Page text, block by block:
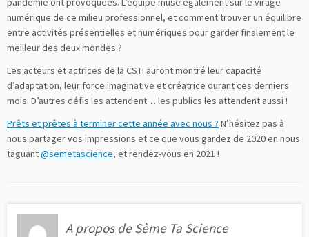
numérique de ce milieu professionnel, et comment trouver un équilibre
entre activités présentielles et numériques pour garder finalement le
meilleur des deux mondes ?
Les acteurs et actrices de la CSTI auront montré leur capacité
d’adaptation, leur force imaginative et créatrice durant ces derniers
mois. D’autres défis les attendent… les publics les attendent aussi !
Prêts et prêtes à terminer cette année avec nous ? N’hésitez pas à
nous partager vos impressions et ce que vous gardez de 2020 en nous
taguant@semetascience, et rendez-vous en 2021 !
A propos de Sème Ta Science